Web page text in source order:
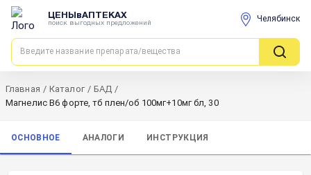
ЦЕНЫвАПТЕКАХ
поиск выгодных предложений Челябинск
Главная / Каталог / БАД /
Магнелис В6 форте, тб плен/об 100мг+10мг бл, 30
ОСНОВНОЕ АНАЛОГИ ИНСТРУКЦИЯ